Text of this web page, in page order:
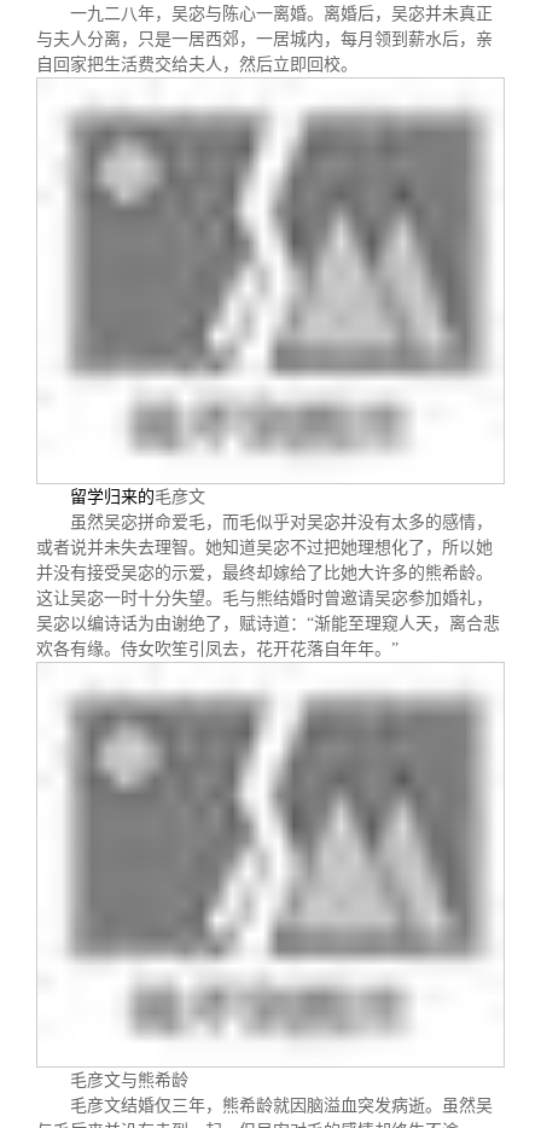
一九二八年，吴宓与陈心一离婚。离婚后，吴宓并未真正
与夫人分离，只是一居西郊，一居城内，每月领到薪水后，亲
自回家把生活费交给夫人，然后立即回校。
留学归来的毛彦文
虽然吴宓拼命爱毛，而毛似乎对吴宓并没有太多的感情，
或者说并未失去理智。她知道吴宓不过把她理想化了，所以她
并没有接受吴宓的示爱，最终却嫁给了比她大许多的熊希龄。
这让吴宓一时十分失望。毛与熊结婚时曾邀请吴宓参加婚礼，
吴宓以编诗话为由谢绝了，赋诗道： “渐能至理窥人天，离合悲
欢各有缘。侍女吹笙引凤去，花开花落自年年。 ”
毛彦文与熊希龄
毛彦文结婚仅三年，熊希龄就因脑溢血突发病逝。虽然吴